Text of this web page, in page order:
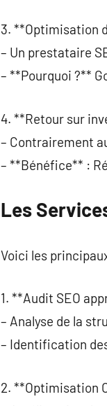
3. **Optimisation
– Un prestataire
– **Pourquoi ?**
4. **Retour sur
– Contrairement
– **Bénéfice** :
Les
Voici les
1. **Audit SEO
– Analyse de la
– Identification
2. **Optimisation